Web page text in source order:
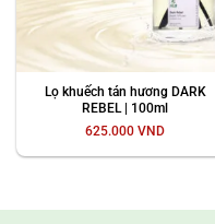
Lọ khuếch tán hương DARK
REBEL | 100ml
625.000 VND